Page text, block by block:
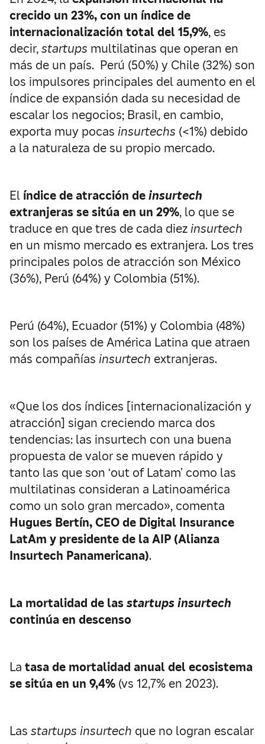
crecido un 23%, con un índice de
internacionalización total del 15,9%, es
decir,startups multilatinas que operan en
más de un país. Perú (50%) y Chile (32%) son
los impulsores principales del aumento en el
índice de expansión dada su necesidad de
escalar los negocios; Brasil, en cambio,
exporta muy pocas insurtechs (<1%) debido
a la naturaleza de su propio mercado.
El índice de atracción deinsurtech
extranjeras se sitúa en un 29%, lo que se
traduce en que tres de cada diezinsurtech
en un mismo mercado es extranjera. Los tres
principales polos de atracción son México
(36%), Perú (64%) y Colombia (51%).
Perú (64%), Ecuador (51%) y Colombia (48%)
son los países de América Latina que atraen
más compañías insurtech extranjeras.
«Que los dos índices [internacionalización y
atracción] sigan creciendo marca dos
tendencias: las insurtech con una buena
propuesta de valor se mueven rápido y
tanto las que son ‘out of Latam’ como las
multilatinas consideran a Latinoamérica
como un solo gran mercado», comenta
Hugues Bertín, CEO de Digital Insurance
LatAm y presidente de la AIP (Alianza
Insurtech Panamericana).
La mortalidad de lasstartups insurtech
continúa en descenso
La tasa de mortalidad anual del ecosistema
se sitúa en un 9,4% (vs 12,7% en 2023).
Las startups insurtech que no logran escalar